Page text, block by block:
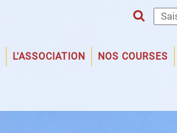
L'ASSOCIATION NOS COURSES